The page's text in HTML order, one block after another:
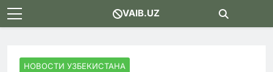
Skip
to
VAIB.UZ
НОВОСТИ УЗБЕКИСТАНА